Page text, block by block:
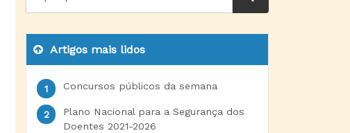
Artigos mais lidos
Concursos públicos da semana
Plano Nacional para a Segurança dos
Doentes 2021-2026